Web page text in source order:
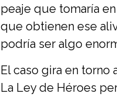
peaje que tomaría
que obtienen ese
podría ser algo
El caso gira en torno
La Ley de Héroes